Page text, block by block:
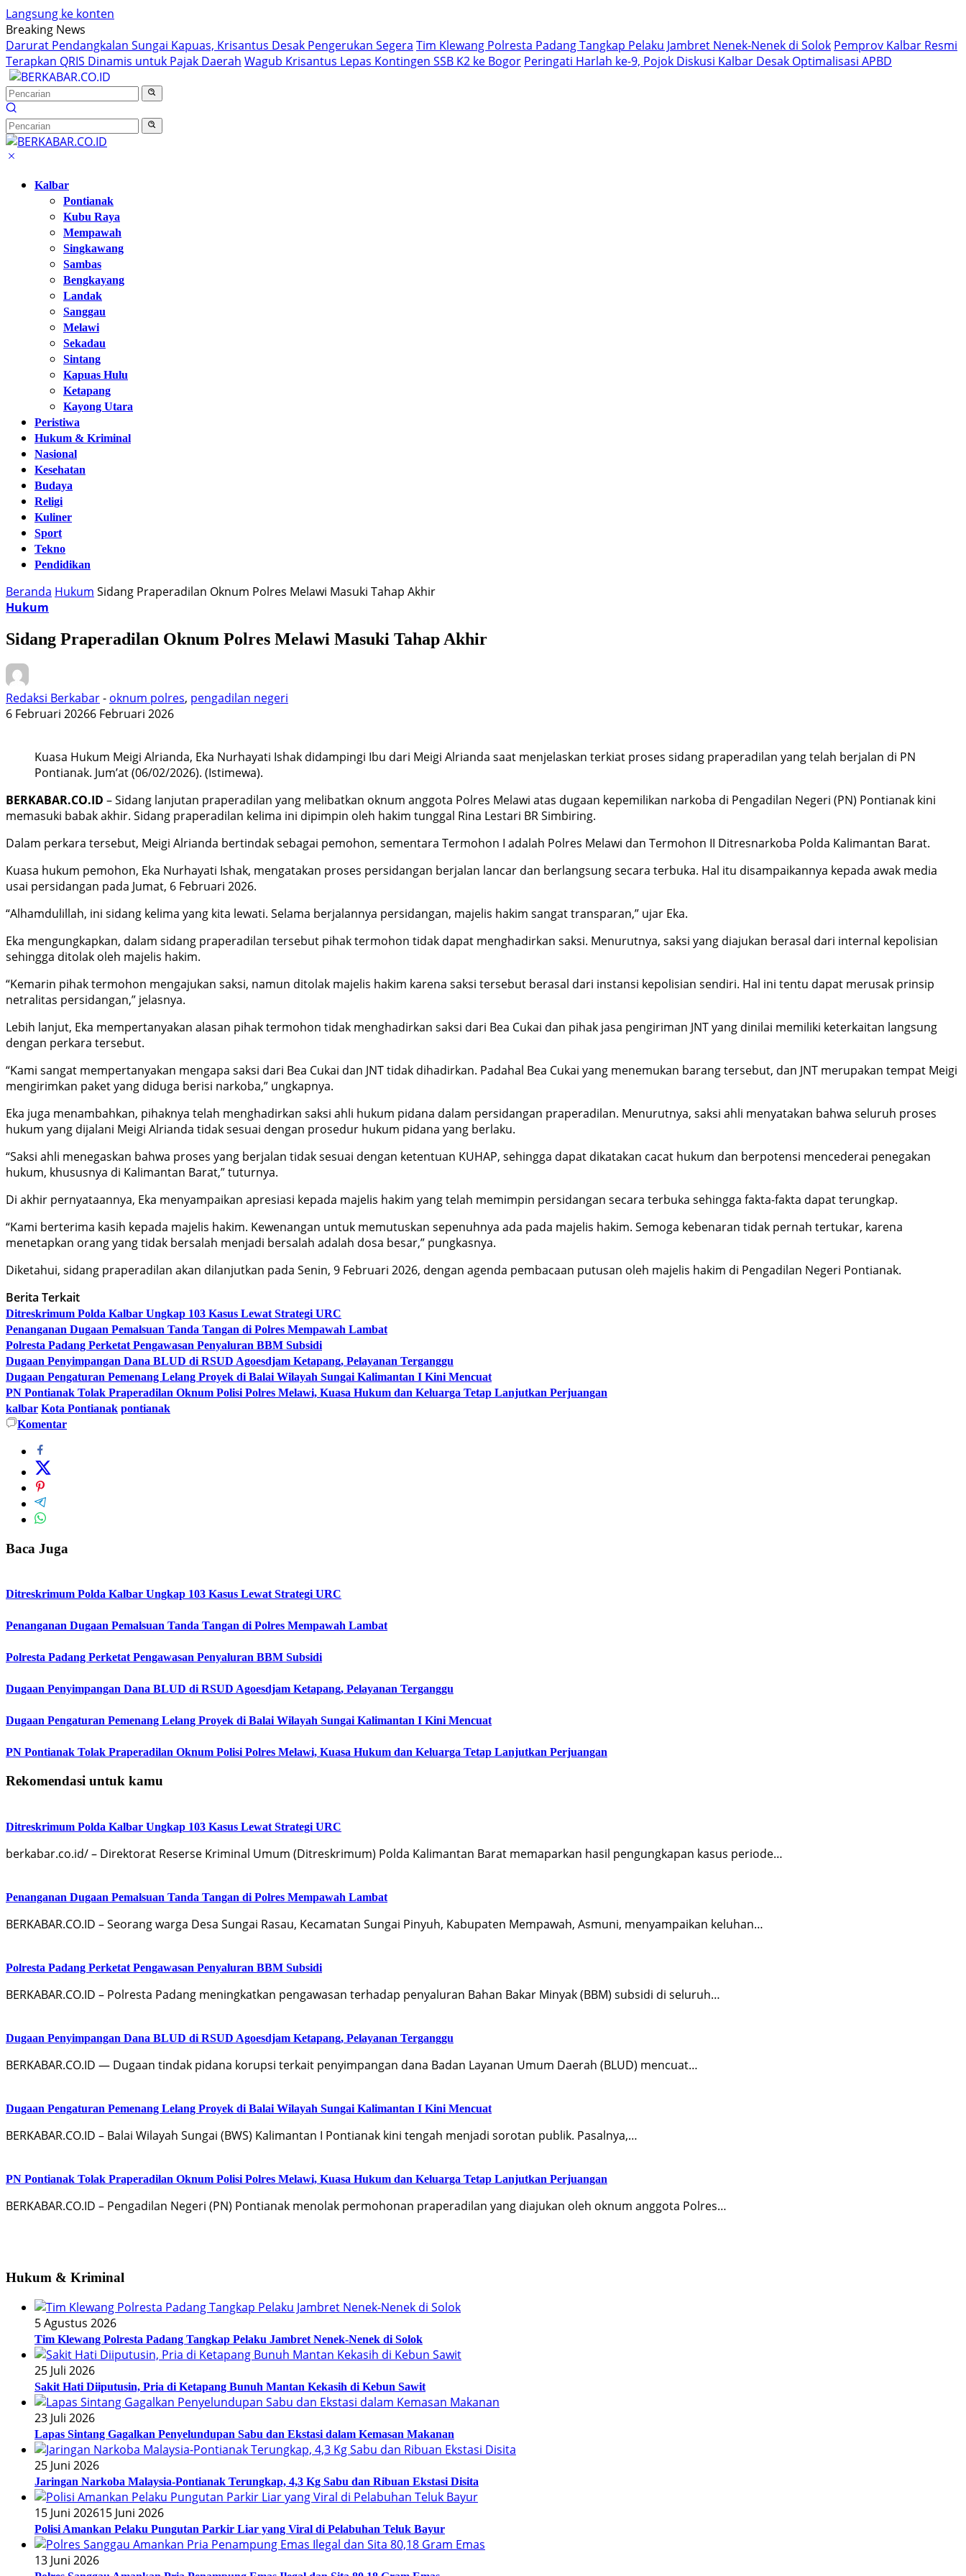
Langsung ke konten
Breaking News
Darurat Pendangkalan Sungai Kapuas, Krisantus Desak Pengerukan Segera Tim Klewang Polresta Padang Tangkap Pelaku Jambret Nenek-Nenek di Solok Pemprov Kalbar Resmi
Terapkan QRIS Dinamis untuk Pajak Daerah Wagub Krisantus Lepas Kontingen SSB K2 ke Bogor Peringati Harlah ke-9, Pojok Diskusi Kalbar Desak Optimalisasi APBD
Kalbar
Pontianak
Kubu Raya
Mempawah
Singkawang
Sambas
Bengkayang
Landak
Sanggau
Melawi
Sekadau
Sintang
Kapuas Hulu
Ketapang
Kayong Utara
Peristiwa
Hukum & Kriminal
Nasional
Kesehatan
Budaya
Religi
Kuliner
Sport
Tekno
Pendidikan
Beranda Hukum Sidang Praperadilan Oknum Polres Melawi Masuki Tahap Akhir
Hukum
Sidang Praperadilan Oknum Polres Melawi Masuki Tahap Akhir
Redaksi Berkabar- oknum polres, pengadilan negeri
6 Februari 20266 Februari 2026
Kuasa Hukum Meigi Alrianda, Eka Nurhayati Ishak didampingi Ibu dari Meigi Alrianda saat menjelaskan terkiat proses sidang praperadilan yang telah berjalan di PN
Pontianak. Jum’at (06/02/2026). (Istimewa).
BERKABAR.CO.ID – Sidang lanjutan praperadilan yang melibatkan oknum anggota Polres Melawi atas dugaan kepemilikan narkoba di Pengadilan Negeri (PN) Pontianak kini
memasuki babak akhir. Sidang praperadilan kelima ini dipimpin oleh hakim tunggal Rina Lestari BR Simbiring.
Dalam perkara tersebut, Meigi Alrianda bertindak sebagai pemohon, sementara Termohon I adalah Polres Melawi dan Termohon II Ditresnarkoba Polda Kalimantan Barat.
Kuasa hukum pemohon, Eka Nurhayati Ishak, mengatakan proses persidangan berjalan lancar dan berlangsung secara terbuka. Hal itu disampaikannya kepada awak media
usai persidangan pada Jumat, 6 Februari 2026.
“Alhamdulillah, ini sidang kelima yang kita lewati. Selama berjalannya persidangan, majelis hakim sangat transparan,” ujar Eka.
Eka mengungkapkan, dalam sidang praperadilan tersebut pihak termohon tidak dapat menghadirkan saksi. Menurutnya, saksi yang diajukan berasal dari internal kepolisian
sehingga ditolak oleh majelis hakim.
“Kemarin pihak termohon mengajukan saksi, namun ditolak majelis hakim karena saksi tersebut berasal dari instansi kepolisian sendiri. Hal ini tentu dapat merusak prinsip
netralitas persidangan,” jelasnya.
Lebih lanjut, Eka mempertanyakan alasan pihak termohon tidak menghadirkan saksi dari Bea Cukai dan pihak jasa pengiriman JNT yang dinilai memiliki keterkaitan langsung
dengan perkara tersebut.
“Kami sangat mempertanyakan mengapa saksi dari Bea Cukai dan JNT tidak dihadirkan. Padahal Bea Cukai yang menemukan barang tersebut, dan JNT merupakan tempat Meigi
mengirimkan paket yang diduga berisi narkoba,” ungkapnya.
Eka juga menambahkan, pihaknya telah menghadirkan saksi ahli hukum pidana dalam persidangan praperadilan. Menurutnya, saksi ahli menyatakan bahwa seluruh proses
hukum yang dijalani Meigi Alrianda tidak sesuai dengan prosedur hukum pidana yang berlaku.
“Saksi ahli menegaskan bahwa proses yang berjalan tidak sesuai dengan ketentuan KUHAP, sehingga dapat dikatakan cacat hukum dan berpotensi mencederai penegakan
hukum, khususnya di Kalimantan Barat,” tuturnya.
Di akhir pernyataannya, Eka menyampaikan apresiasi kepada majelis hakim yang telah memimpin persidangan secara terbuka sehingga fakta-fakta dapat terungkap.
“Kami berterima kasih kepada majelis hakim. Kewenangan untuk memutuskan sepenuhnya ada pada majelis hakim. Semoga kebenaran tidak pernah tertukar, karena
menetapkan orang yang tidak bersalah menjadi bersalah adalah dosa besar,” pungkasnya.
Diketahui, sidang praperadilan akan dilanjutkan pada Senin, 9 Februari 2026, dengan agenda pembacaan putusan oleh majelis hakim di Pengadilan Negeri Pontianak.
Berita Terkait
Ditreskrimum Polda Kalbar Ungkap 103 Kasus Lewat Strategi URC
Penanganan Dugaan Pemalsuan Tanda Tangan di Polres Mempawah Lambat
Polresta Padang Perketat Pengawasan Penyaluran BBM Subsidi
Dugaan Penyimpangan Dana BLUD di RSUD Agoesdjam Ketapang, Pelayanan Terganggu
Dugaan Pengaturan Pemenang Lelang Proyek di Balai Wilayah Sungai Kalimantan I Kini Mencuat
PN Pontianak Tolak Praperadilan Oknum Polisi Polres Melawi, Kuasa Hukum dan Keluarga Tetap Lanjutkan Perjuangan
kalbar Kota Pontianak pontianak
Komentar
Baca Juga
Ditreskrimum Polda Kalbar Ungkap 103 Kasus Lewat Strategi URC
Penanganan Dugaan Pemalsuan Tanda Tangan di Polres Mempawah Lambat
Polresta Padang Perketat Pengawasan Penyaluran BBM Subsidi
Dugaan Penyimpangan Dana BLUD di RSUD Agoesdjam Ketapang, Pelayanan Terganggu
Dugaan Pengaturan Pemenang Lelang Proyek di Balai Wilayah Sungai Kalimantan I Kini Mencuat
PN Pontianak Tolak Praperadilan Oknum Polisi Polres Melawi, Kuasa Hukum dan Keluarga Tetap Lanjutkan Perjuangan
Rekomendasi untuk kamu
Ditreskrimum Polda Kalbar Ungkap 103 Kasus Lewat Strategi URC
berkabar.co.id/ – Direktorat Reserse Kriminal Umum (Ditreskrimum) Polda Kalimantan Barat memaparkan hasil pengungkapan kasus periode…
Penanganan Dugaan Pemalsuan Tanda Tangan di Polres Mempawah Lambat
BERKABAR.CO.ID – Seorang warga Desa Sungai Rasau, Kecamatan Sungai Pinyuh, Kabupaten Mempawah, Asmuni, menyampaikan keluhan…
Polresta Padang Perketat Pengawasan Penyaluran BBM Subsidi
BERKABAR.CO.ID – Polresta Padang meningkatkan pengawasan terhadap penyaluran Bahan Bakar Minyak (BBM) subsidi di seluruh…
Dugaan Penyimpangan Dana BLUD di RSUD Agoesdjam Ketapang, Pelayanan Terganggu
BERKABAR.CO.ID — Dugaan tindak pidana korupsi terkait penyimpangan dana Badan Layanan Umum Daerah (BLUD) mencuat…
Dugaan Pengaturan Pemenang Lelang Proyek di Balai Wilayah Sungai Kalimantan I Kini Mencuat
BERKABAR.CO.ID – Balai Wilayah Sungai (BWS) Kalimantan I Pontianak kini tengah menjadi sorotan publik. Pasalnya,…
PN Pontianak Tolak Praperadilan Oknum Polisi Polres Melawi, Kuasa Hukum dan Keluarga Tetap Lanjutkan Perjuangan
BERKABAR.CO.ID – Pengadilan Negeri (PN) Pontianak menolak permohonan praperadilan yang diajukan oleh oknum anggota Polres…
Hukum & Kriminal
5 Agustus 2026
Tim Klewang Polresta Padang Tangkap Pelaku Jambret Nenek-Nenek di Solok
25 Juli 2026
Sakit Hati Diiputusin, Pria di Ketapang Bunuh Mantan Kekasih di Kebun Sawit
23 Juli 2026
Lapas Sintang Gagalkan Penyelundupan Sabu dan Ekstasi dalam Kemasan Makanan
25 Juni 2026
Jaringan Narkoba Malaysia-Pontianak Terungkap, 4,3 Kg Sabu dan Ribuan Ekstasi Disita
15 Juni 202615 Juni 2026
Polisi Amankan Pelaku Pungutan Parkir Liar yang Viral di Pelabuhan Teluk Bayur
13 Juni 2026